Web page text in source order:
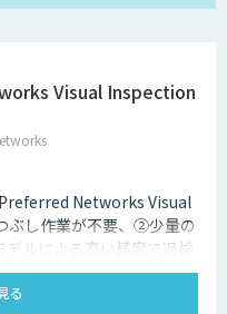
Visual Inspection
Networks Visual
し作業が不要、②少量の
ルによる高い精度で過検
トウェアです。
る